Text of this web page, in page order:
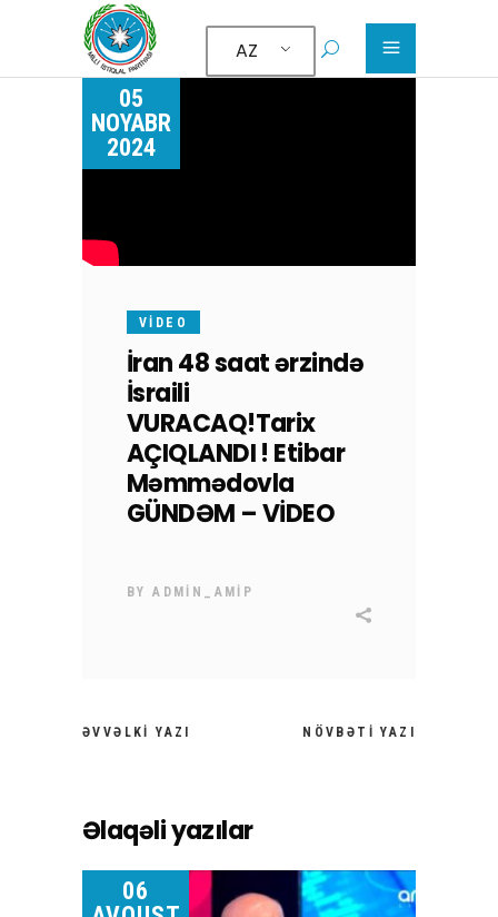
AZ
05
NOYABR
2024
VIDEO
İran 48 saat ərzində
İsraili
VURACAQ!Tarix
AÇIQLANDI ! Etibar
Məmmədovla
GÜNDƏM – VİDEO
BYADMIN_AMIP
ƏVVƏLKI YAZI NÖVBƏTI YAZI
Əlaqəli yazılar
06